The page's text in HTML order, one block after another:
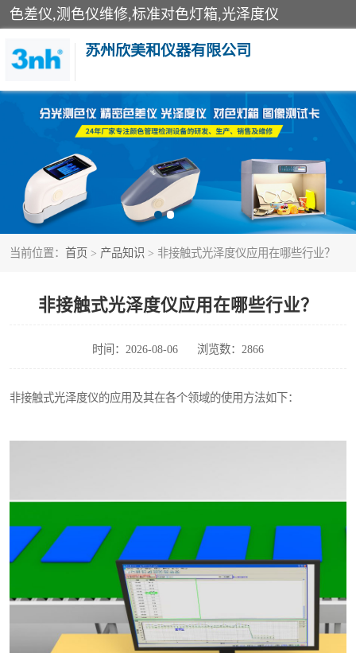
色差仪,测色仪维修,标准对色灯箱,光泽度仪
苏州欣美和仪器有限公司
当前位置： 首页 > 产品知识 > 非接触式光泽度仪应用在哪些行业？
非接触式光泽度仪应用在哪些行业？
时间：2026-08-06 浏览数：2866
非接触式光泽度仪的应用及其在各个领域的使用方法如下：
3nh色差仪
分光色差仪
美能达色差计
3nh分光测色仪
光泽度仪
通用仪器产品
配色软件
印刷看样台
条码扫描仪维修